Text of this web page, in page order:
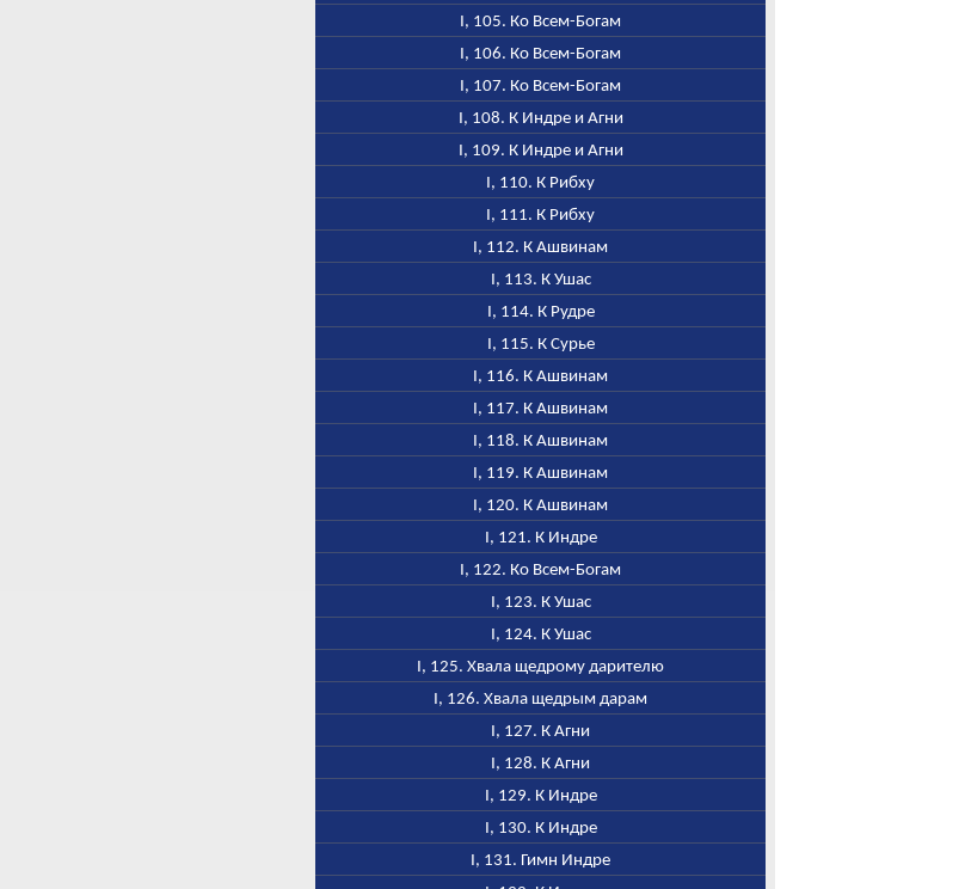
I, 105. Ко Всем-Богам
I, 106. Ко Всем-Богам
I, 107. Ко Всем-Богам
I, 108. К Индре и Агни
I, 109. К Индре и Агни
I, 110. К Рибху
I, 111. К Рибху
I, 112. К Ашвинам
I, 113. К Ушас
I, 114. К Рудре
I, 115. К Сурье
I, 116. К Ашвинам
I, 117. К Ашвинам
I, 118. К Ашвинам
I, 119. К Ашвинам
I, 120. К Ашвинам
I, 121. К Индре
I, 122. Ко Всем-Богам
I, 123. К Ушас
I, 124. К Ушас
I, 125. Хвала щедрому дарителю
I, 126. Хвала щедрым дарам
I, 127. К Агни
I, 128. К Агни
I, 129. К Индре
I, 130. К Индре
I, 131. Гимн Индре